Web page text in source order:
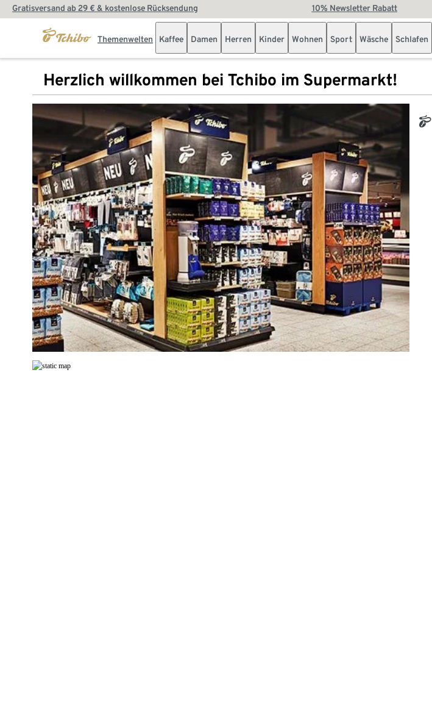
Gratisversand ab 29 € & kostenlose Rücksendung 10% Newsletter Rabatt
Themenwelten Kaffee Damen Herren Kinder Wohnen Sport Wäsche Schlafen
Herzlich willkommen bei Tchibo im Supermarkt!
tchibo_logo